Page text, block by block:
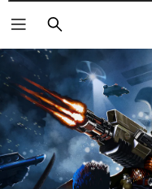
Rechercher